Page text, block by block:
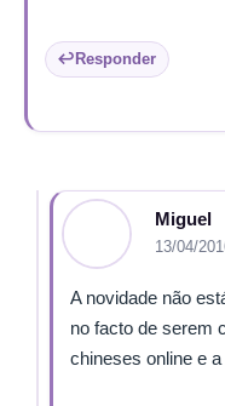
Responder
Miguel
13/04/
A novidade não
no facto de serem
chineses online e